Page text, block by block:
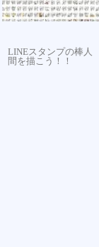
LINEスタンプの棒人
間を描こう！！